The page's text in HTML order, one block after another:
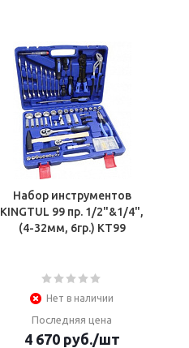
Набор инструментов
KINGTUL 99 пр. 1/2"&1/4",
(4-32мм, 6гр.) КТ99
Нет в наличии
Последняя цена
4 670руб./шт